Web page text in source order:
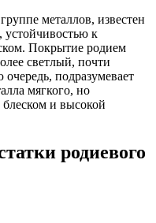
металлов, известен
устойчивостью к
Покрытие родием
светлый, почти
подразумевает
мягкого, но
и высокой
родиевого